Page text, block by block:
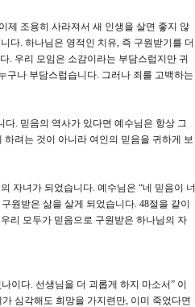
제 조용히 사라져서 새 인생을 살면 좋지 않
다. 하나님은 영적인 치유, 즉 구원받기를 더
. 우리 모임은 소감이라는 부담스럽지만 귀
구나 부담스럽습니다. 그러나 죄를 고백하는
. 믿음의 역사가 있다면 예수님은 항상 그
려는 것이 아니라 여인의 믿음을 귀하게 보
자녀가 되었습니다. 예수님은 “네 믿음이 너
원받은 삶을 살게 되었습니다. 48절을 같이
리 모두가 믿음으로 구원받은 하나님의 자
이다. 선생님을 더 괴롭게 하지 마소서” 이
심각해도 희망을 가지련만, 이미 죽었다면